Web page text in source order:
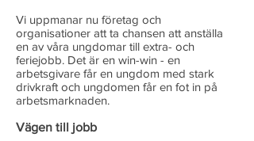
Vi uppmanar nu företag och
organisationer att ta chansen att anställa
en av våra ungdomar till extra- och
feriejobb. Det är en win-win - en
arbetsgivare får en ungdom med stark
drivkraft och ungdomen får en fot in på
arbetsmarknaden.
Vägen till jobb